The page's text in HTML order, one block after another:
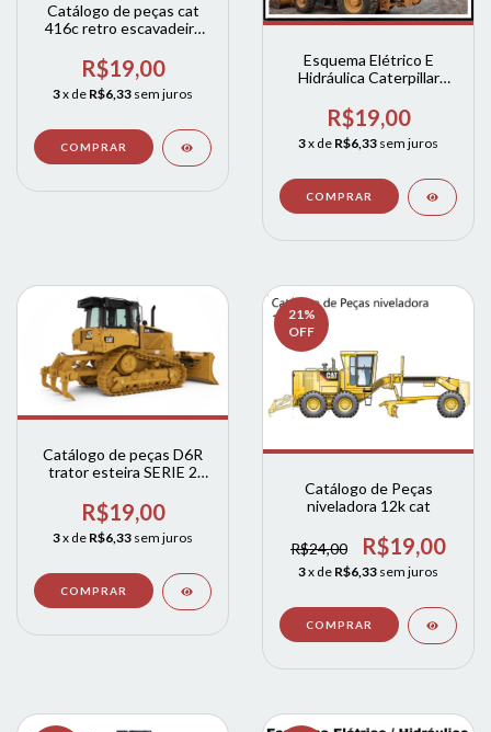
Catálogo de peças cat
416c retro escavadeira
R$19,00
3x de R$6,33 sem juros
Esquema Elétrico E
Hidráulica Caterpillar
R$19,00
3x de R$6,33 sem juros
Catálogo de peças D6R
trator esteira SERIE 2
R$19,00
3x de R$6,33 sem juros
21 %
OFF
Catálogo de Peças
niveladora 12k cat
R$24,00 R$19,00
3x de R$6,33 sem juros